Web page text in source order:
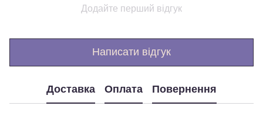
Додайте перший відгук
Написати відгук
Доставка Оплата Повернення